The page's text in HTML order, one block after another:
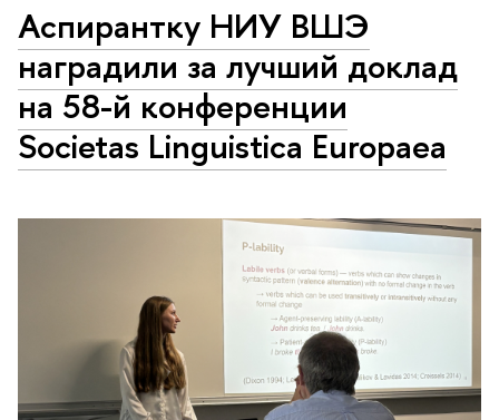
Аспирантку НИУ ВШЭ
наградили за лучший доклад
на 58-й конференции
Societas Linguistica Europaea